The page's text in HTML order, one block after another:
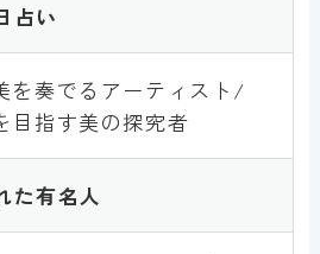
占い
を奏でるアーティスト/
目指す美の探究者
た有名人